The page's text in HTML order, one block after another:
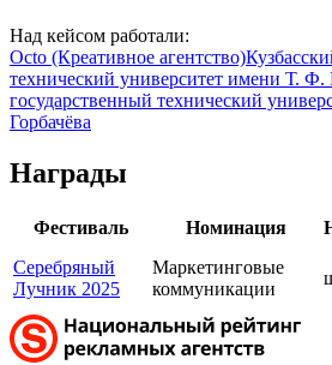
Над кейсом работали:
Octo (Креативное агентство)
технический университет имени Т. Ф.
государственный технический
Горбачёва
Награды
Фестиваль Номинация
Серебряный
Лучник 2025
Маркетинговые
коммуникации